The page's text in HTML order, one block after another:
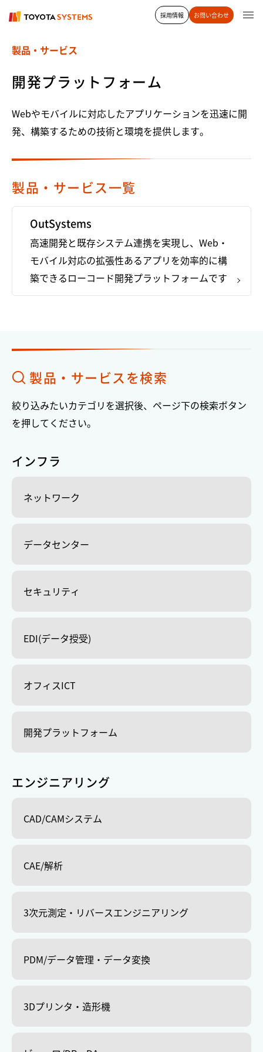
採用情報 お問い合わせ
製品・サービス
開発プラットフォーム
Webやモバイルに対応したアプリケーションを迅速に開
発、構築するための技術と環境を提供します。
製品・サービス一覧
OutSystems
高速開発と既存システム連携を実現し、Web・
モバイル対応の拡張性あるアプリを効率的に構
築できるローコード開発プラットフォームです
製品・サービスを検索
絞り込みたいカテゴリを選択後、ページ下の検索ボタン
を押してください。
インフラ
ネットワーク
データセンター
セキュリティ
EDI(データ授受)
オフィスICT
開発プラットフォーム
エンジニアリング
CAD/CAMシステム
CAE/解析
3次元測定・リバースエンジニアリング
PDM/データ管理・データ変換
3Dプリンタ・造形機